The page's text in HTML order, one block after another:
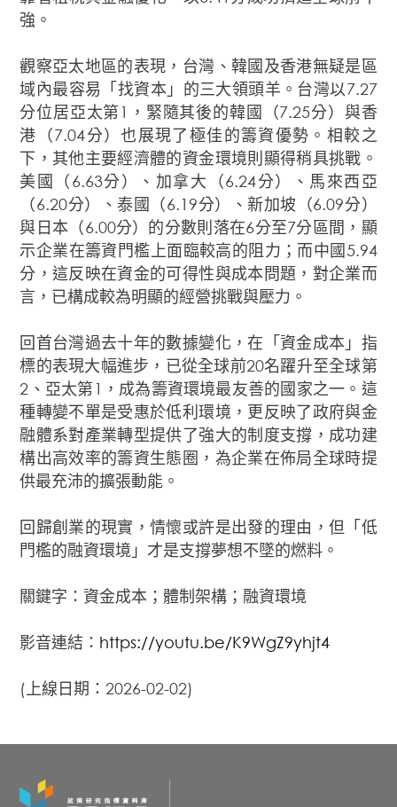
強。
觀察亞太地區的表現，台灣、韓國及香港無疑是區
域內最容易「找資本」的三大領頭羊。台灣以7.27
分位居亞太第1，緊隨其後的韓國（7.25分）與香
港（7.04分）也展現了極佳的籌資優勢。相較之
下，其他主要經濟體的資金環境則顯得稍具挑戰。
美國（6.63分）、加拿大（6.24分）、馬來西亞
（6.20分）、泰國（6.19分）、新加坡（6.09分）
與日本（6.00分）的分數則落在6分至7分區間，顯
示企業在籌資門檻上面臨較高的阻力；而中國5.94
分，這反映在資金的可得性與成本問題，對企業而
言，已構成較為明顯的經營挑戰與壓力。
回首台灣過去十年的數據變化，在「資金成本」指
標的表現大幅進步，已從全球前20名躍升至全球第
2、亞太第1，成為籌資環境最友善的國家之一。這
種轉變不單是受惠於低利環境，更反映了政府與金
融體系對產業轉型提供了強大的制度支撐，成功建
構出高效率的籌資生態圈，為企業在佈局全球時提
供最充沛的擴張動能。
回歸創業的現實，情懷或許是出發的理由，但「低
門檻的融資環境」才是支撐夢想不墜的燃料。
關鍵字：資金成本；體制架構；融資環境
影音連結： https://youtu.be/K9WgZ9yhjt4
(上線日期：2026-02-02)